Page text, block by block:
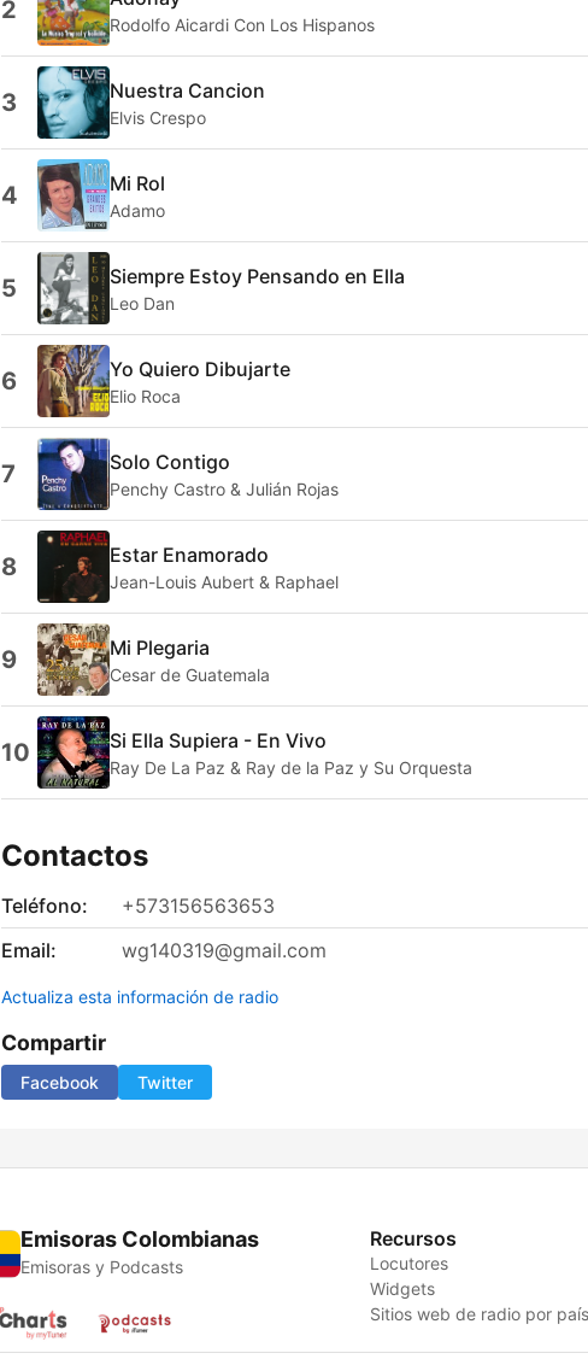
2 Rodolfo Aicardi Con Los Hispanos
3 Nuestra Cancion
Elvis Crespo
4 Mi Rol
Adamo
5 Siempre Estoy Pensando en Ella
Leo Dan
6 Yo Quiero Dibujarte
Elio Roca
7 Solo Contigo
Penchy Castro & Julián Rojas
8 Estar Enamorado
Jean-Louis Aubert & Raphael
9 Mi Plegaria
Cesar de Guatemala
10 Si Ella Supiera - En Vivo
Ray De La Paz & Ray de la Paz y Su Orquesta
Contactos
Teléfono:
+573156563653
Email:
wg140319@gmail.com
Actualiza esta información de radio
Compartir
Facebook Twitter
Emisoras Colombianas
Emisoras y Podcasts
Recursos
Locutores
Widgets
Sitios web de radio por